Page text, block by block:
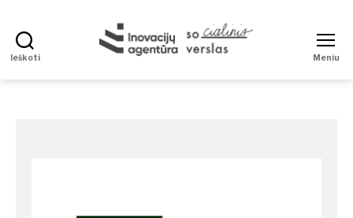
Ieškoti
verslas
Meniu